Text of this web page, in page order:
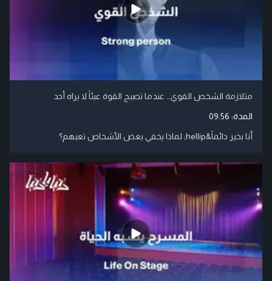
متلازمة الشخص القوي… عندما تصبح القوة عبئاً لا يراه أحد
المدة: 09:56
أنا بخير دائماً&hellip; لماذا يخفي بعض الأشخاص تعبهم؟